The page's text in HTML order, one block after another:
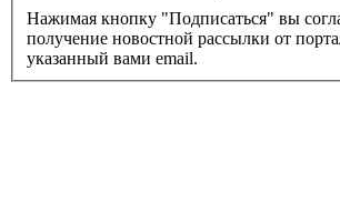
Нажимая кнопку "Подписаться" вы
получение новостной рассылки от
указанный вами email.